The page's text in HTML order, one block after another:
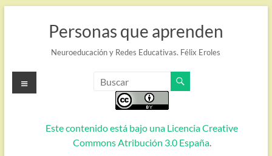
Personas que aprenden
Neuroeducación y Redes Educativas. Félix Eroles
Este contenido está bajo una Licencia Creative
Commons Atribución 3.0 España.
Menú